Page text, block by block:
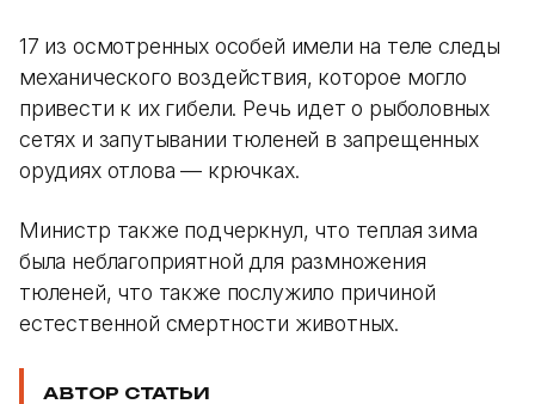
17 из осмотренных особей имели на теле следы
механического воздействия, которое могло
привести к их гибели. Речь идет о рыболовных
сетях и запутывании тюленей в запрещенных
орудиях отлова — крючках.
Министр также подчеркнул, что теплая зима
была неблагоприятной для размножения
тюленей, что также послужило причиной
естественной смертности животных.
АВТОР СТАТЬИ